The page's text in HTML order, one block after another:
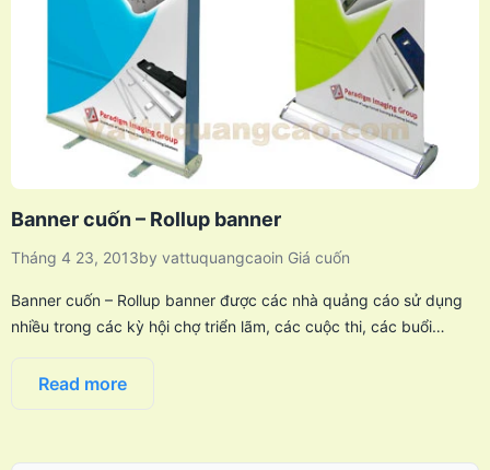
Banner cuốn – Rollup banner
Tháng 4 23, 2013by vattuquangcaoin Giá cuốn
Banner cuốn – Rollup banner được các nhà quảng cáo sử dụng
nhiều trong các kỳ hội chợ triển lãm, các cuộc thi, các buổi…
Read more